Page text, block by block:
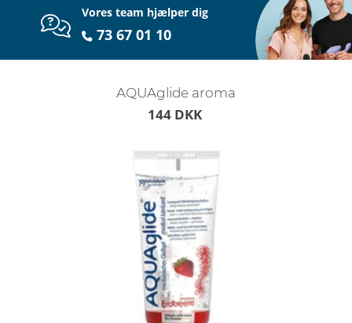
Vores team hjælper dig
73 67 01 10
AQUAglide aroma
144 DKK